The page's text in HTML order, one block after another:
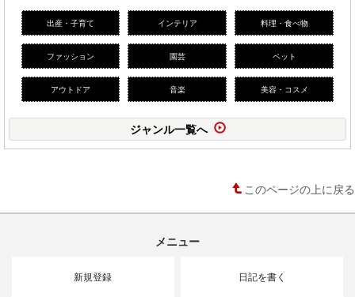
出産・子育て インテリア 料理・食べ物
ファッション 園芸 ペット
アウトドア 音楽 美容・コスメ
ジャンル一覧へ
このページの上に戻る
メニュー
新規登録 日記を書く